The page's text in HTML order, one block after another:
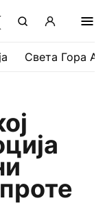
Света Гора